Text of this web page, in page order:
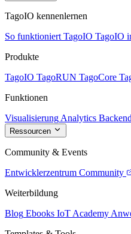
TagoIO kennenlernen
So funktioniert TagoIO TagoIO
Produkte
TagoIO TagoRUN TagoCore
Funktionen
Visualisierung Analytics Backend
Ressourcen
Community & Events
Entwicklerzentrum Community
Weiterbildung
Blog Ebooks IoT Academy